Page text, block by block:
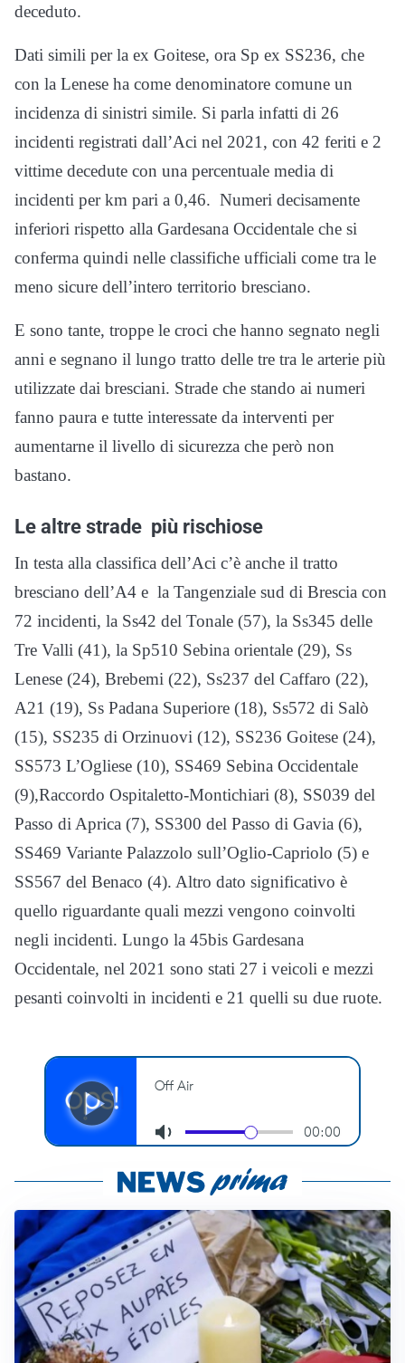
deceduto.
Dati simili per la ex Goitese, ora Sp ex SS236, che
con la Lenese ha come denominatore comune un
incidenza di sinistri simile. Si parla infatti di 26
incidenti registrati dall’Aci nel 2021, con 42 feriti e 2
vittime decedute con una percentuale media di
incidenti per km pari a 0,46. Numeri decisamente
inferiori rispetto alla Gardesana Occidentale che si
conferma quindi nelle classifiche ufficiali come tra le
meno sicure dell’intero territorio bresciano.
E sono tante, troppe le croci che hanno segnato negli
anni e segnano il lungo tratto delle tre tra le arterie più
utilizzate dai bresciani. Strade che stando ai numeri
fanno paura e tutte interessate da interventi per
aumentarne il livello di sicurezza che però non
bastano.
Le altre strade più rischiose
In testa alla classifica dell’Aci c’è anche il tratto
bresciano dell’A4 e la Tangenziale sud di Brescia con
72 incidenti, la Ss42 del Tonale (57), la Ss345 delle
Tre Valli (41), la Sp510 Sebina orientale (29), Ss
Lenese (24), Brebemi (22), Ss237 del Caffaro (22),
A21 (19), Ss Padana Superiore (18), Ss572 di Salò
(15), SS235 di Orzinuovi (12), SS236 Goitese (24),
SS573 L’Ogliese (10), SS469 Sebina Occidentale
(9),Raccordo Ospitaletto-Montichiari (8), SS039 del
Passo di Aprica (7), SS300 del Passo di Gavia (6),
SS469 Variante Palazzolo sull’Oglio-Capriolo (5) e
SS567 del Benaco (4). Altro dato significativo è
quello riguardante quali mezzi vengono coinvolti
negli incidenti. Lungo la 45bis Gardesana
Occidentale, nel 2021 sono stati 27 i veicoli e mezzi
pesanti coinvolti in incidenti e 21 quelli su due ruote.